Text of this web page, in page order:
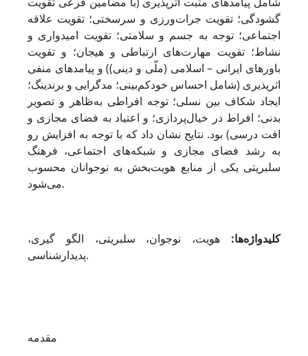
گشودگی؛ تقویت جرات‌ورزی و سرسختی؛ تقویت علاقه
اجتماعی؛ توجه به جسم و سلامتی؛ تقویت امیدواری و
نشاط؛ تقویت مهارت‌های ارتباطی و هیجان؛ و تقویت
باورهای ایرانی – اسلامی (ملّی و دینی)) و پیامدهای منفی
اثرپذیری (شامل احساس خودکم‌بینی؛ مدگرایی و برندینگ؛
ایجاد شکاف بین نسلی؛ توجه افراطی به‌ظاهر و تصویر
بدنی؛ افراط در خیال‌پردازی؛ و اعتیاد به فضای مجازی و
افت درسی) بود. نتایج نشان داد که با توجه به افزایش رو
به رشد فضای مجازی و شبکه‌های اجتماعی، فرهنگ
سلبریتی یکی از منابع هویت‌بخش به نوجوانان محسوب
می‌شود.
کلیدواژه‌ها: هویت، نوجوان، سلبریتی، الگو گیری،
پدیدارشناسی.
مقدمه